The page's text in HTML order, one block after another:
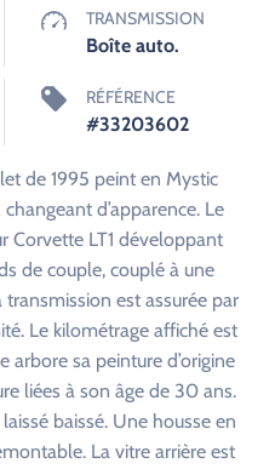
TRANSMISSION
Boîte auto.
RÉFÉRENCE
#33203602
de 1995 peint en Mystic
d’apparence. Le
Corvette LT1 développant
de couple, couplé à une
est assurée par
Le kilométrage affiché est
sa peinture d’origine
liées à son âge de 30 ans.
baissé. Une housse en
La vitre arrière est